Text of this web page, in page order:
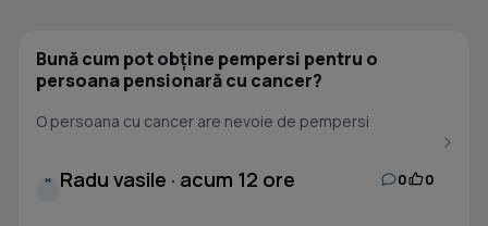
Bună cum pot obține pempersi pentru o
persoana pensionară cu cancer?
O persoana cu cancer are nevoie de pempersi
R Radu vasile · acum 12 ore 0 0